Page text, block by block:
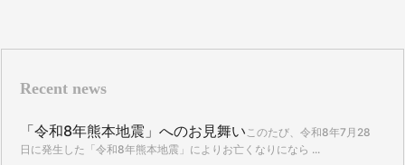
Recent news
「令和8年熊本地震」へのお見舞いこのたび、令和8年7月28
日に発生した「令和8年熊本地震」によりお亡くなりになら ...